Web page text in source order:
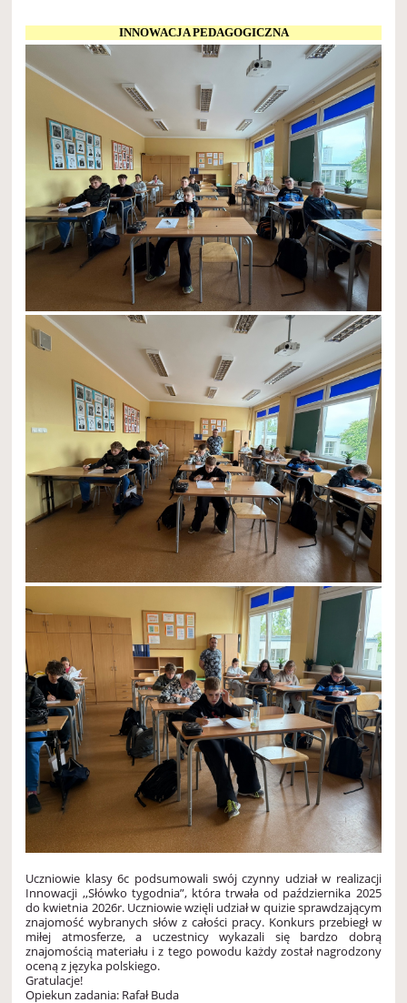
INNOWACJA PEDAGOGICZNA
Uczniowie klasy 6c podsumowali swój czynny udział w realizacji
Innowacji ,,Słówko tygodnia”, która trwała od października 2025
do kwietnia 2026r. Uczniowie wzięli udział w quizie sprawdzającym
znajomość wybranych słów z całości pracy. Konkurs przebiegł w
miłej atmosferze, a uczestnicy wykazali się bardzo dobrą
znajomością materiału i z tego powodu każdy został nagrodzony
oceną z języka polskiego.
Gratulacje!
Opiekun zadania: Rafał Buda